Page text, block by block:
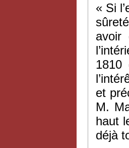
« Si
avoir
1810
et
M.
haut
déjà